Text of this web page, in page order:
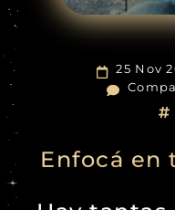
25 Nov
Enfocá en